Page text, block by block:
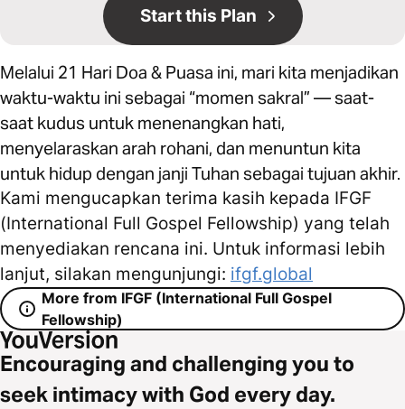
Start this Plan
Melalui 21 Hari Doa & Puasa ini, mari kita menjadikan
waktu-waktu ini sebagai “momen sakral” — saat-
saat kudus untuk menenangkan hati,
menyelaraskan arah rohani, dan menuntun kita
untuk hidup dengan janji Tuhan sebagai tujuan akhir.
Kami mengucapkan terima kasih kepada IFGF
(International Full Gospel Fellowship) yang telah
menyediakan rencana ini. Untuk informasi lebih
lanjut, silakan mengunjungi: ifgf.global
More from IFGF (International Full Gospel
Fellowship)
Encouraging and challenging you to
seek intimacy with God every day.